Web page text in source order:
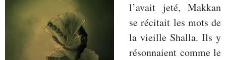
l’avait jeté, Makkan
se récitait les mots de
la vieille Shalla. Ils y
résonnaient comme le